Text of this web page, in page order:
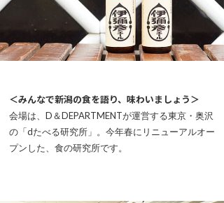
＜みんなで新潟の食を語り、味わいましょう＞
会場は、D＆DEPARTMENTが運営する東京・奥沢
の「dたべる研究所」。今年春にリニューアルオー
プンした、食の研究所です。